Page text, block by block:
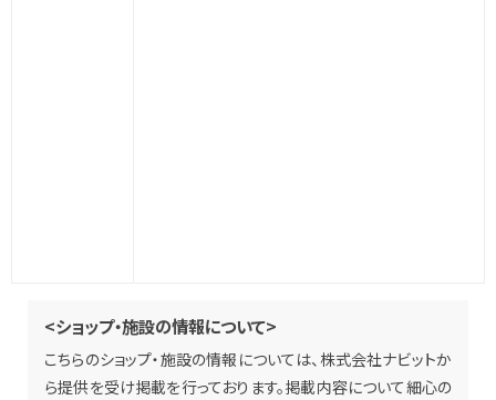
<ショップ・施設の情報について>
こちらのショップ・施設の情報については、株式会社ナビットか
ら提供を受け掲載を行っております。掲載内容について細心の